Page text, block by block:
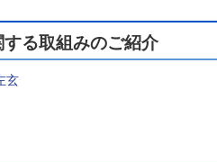
する取組みのご紹介
玄